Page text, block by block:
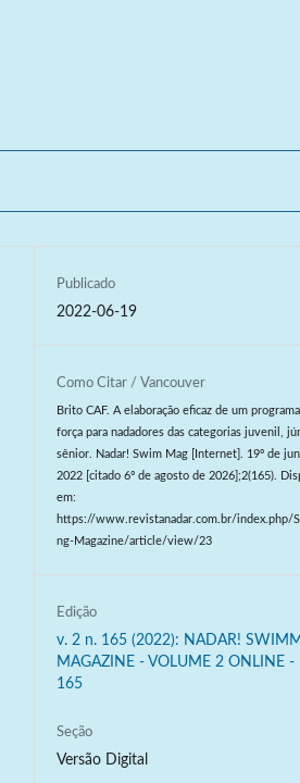
Publicado
2022-06-19
Como Citar / Vancouver
Brito CAF. A elaboração eficaz de um
força para nadadores das categorias juvenil,
sênior. Nadar! Swim Mag [Internet]. 19º de
2022 [citado 6º de agosto de 2026];2(165).
em:
https://www.revistanadar.com.br/index.php/
ng-Magazine/article/view/23
Edição
v. 2 n. 165 (2022): NADAR!
MAGAZINE - VOLUME 2 ONLINE -
165
Seção
Versão Digital